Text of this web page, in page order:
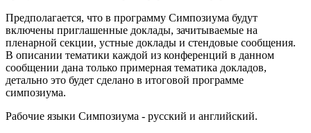
Предполагается, что в программу Симпозиума будут
включены приглашенные доклады, зачитываемые на
пленарной секции, устные доклады и стендовые сообщения.
В описании тематики каждой из конференций в данном
сообщении дана только примерная тематика докладов,
детально это будет сделано в итоговой программе
симпозиума.
Рабочие языки Симпозиума - русский и английский.